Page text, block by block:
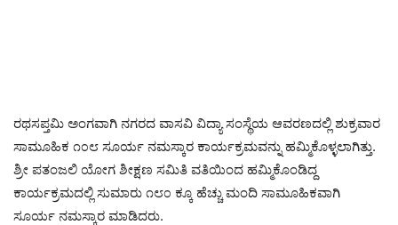
ರಥಸಪ್ತಮಿ ಅಂಗವಾಗಿ ನಗರದ ವಾಸವಿ ವಿದ್ಯಾ ಸಂಸ್ಥೆಯ ಆವರಣದಲ್ಲಿ ಶುಕ್ರವಾರ
ಸಾಮೂಹಿಕ ೧೦೮ ಸೂರ್ಯ ನಮಸ್ಕಾರ ಕಾರ್ಯಕ್ರಮವನ್ನು ಹಮ್ಮಿಕೊಳ್ಳಲಾಗಿತ್ತು.
ಶ್ರೀ ಪತಂಜಲಿ ಯೋಗ ಶೀಕ್ಷಣ ಸಮಿತಿ ವತಿಯಿಂದ ಹಮ್ಮಿಕೊಂಡಿದ್ದ
ಕಾರ್ಯಕ್ರಮದಲ್ಲಿ ಸುಮಾರು ೧೮೦ ಕ್ಕೂ ಹೆಚ್ಚು ಮಂದಿ ಸಾಮೂಹಿಕವಾಗಿ
ಸೂರ್ಯ ನಮಸ್ಕಾರ ಮಾಡಿದರು.